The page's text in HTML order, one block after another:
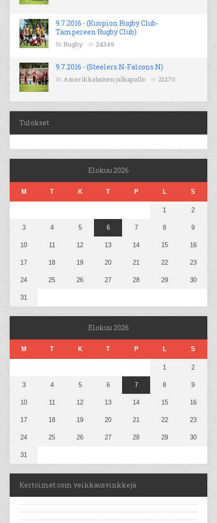
9.7.2016 - (Kuopion Rugby Club-
Tampereen Rugby Club)
Rugby 24349
9.7.2016 - (Steelers N-Falcons N)
Amerikkalainen jalkapallo 21270
Tulokset
Elokuu 2026
M T K T P L S
1 2
3 4 5 6 7 8 9
10 11 12 13 14 15 16
17 18 19 20 21 22 23
24 25 26 27 28 29 30
31
Elokuu 2026
M T K T P L S
1 2
3 4 5 6 7 8 9
10 11 12 13 14 15 16
17 18 19 20 21 22 23
24 25 26 27 28 29 30
31
Kertoimet.com veikkausvinkkejä